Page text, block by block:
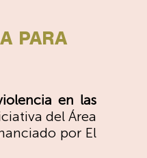
PARA
en las
del Área
por El